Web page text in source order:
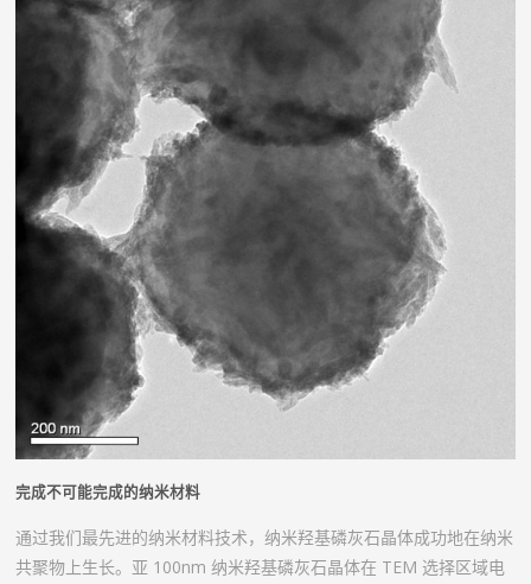
完成不可能完成的纳米材料
通过我们最先进的纳米材料技术，纳米羟基磷灰石晶体成功地在纳米
共聚物上生长。亚 100nm 纳米羟基磷灰石晶体在 TEM 选择区域电